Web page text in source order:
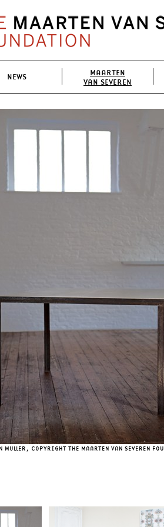
NEWS
MAARTEN
VAN SEVEREN
MULLER, COPYRIGHT THE MAARTEN VAN SEVEREN